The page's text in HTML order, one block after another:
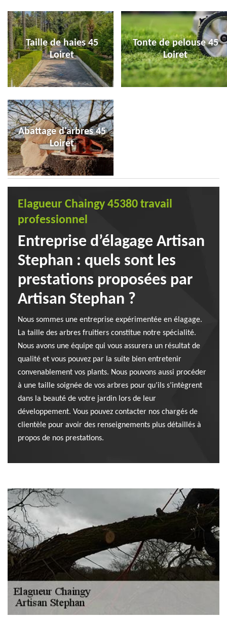
Taille de haies 45
Loiret
Tonte de pelouse 45
Loiret
Abattage d'arbres 45
Loiret
Elagueur Chaingy 45380 travail
professionnel
Entreprise d’élagage Artisan
Stephan : quels sont les
prestations proposées par
Artisan Stephan ?
Nous sommes une entreprise expérimentée en élagage.
La taille des arbres fruitiers constitue notre spécialité.
Nous avons une équipe qui vous assurera un résultat de
qualité et vous pouvez par la suite bien entretenir
convenablement vos plants. Nous pouvons aussi procéder
à une taille soignée de vos arbres pour qu’ils s’intègrent
dans la beauté de votre jardin lors de leur
développement. Vous pouvez contacter nos chargés de
clientèle pour avoir des renseignements plus détaillés à
propos de nos prestations.